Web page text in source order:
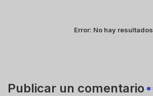
Error: No hay resultados
Publicar un comentario